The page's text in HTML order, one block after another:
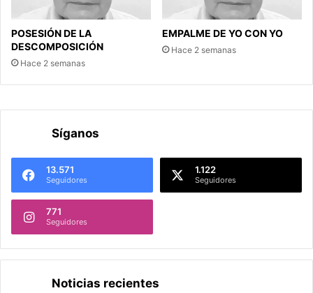
POSESIÓN DE LA
DESCOMPOSICIÓN
Hace 2 semanas
EMPALME DE YO CON YO
Hace 2 semanas
Síganos
13.571
Seguidores
1.122
Seguidores
771
Seguidores
Noticias recientes